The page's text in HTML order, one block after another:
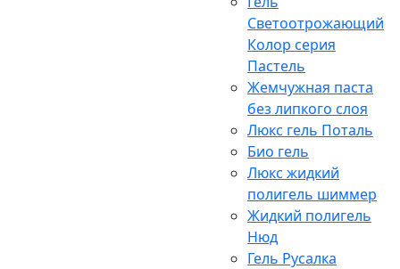
Светоотрожающий
Колор серия
Пастель
Жемчужная паста
без липкого слоя
Люкс гель Поталь
Био гель
Люкс жидкий
полигель шиммер
Жидкий полигель
Нюд
Гель Русалка